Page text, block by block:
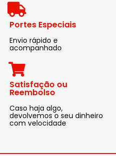
Portes Especiais
Envio rápido e
acompanhado
Satisfação ou
Reembolso
Caso haja algo,
devolvemos o seu dinheiro
com velocidade